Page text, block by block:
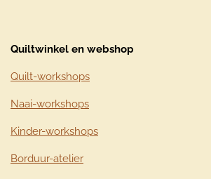
Quiltwinkel en webshop
Quilt-workshops
Naai-workshops
Kinder-workshops
Borduur-atelier